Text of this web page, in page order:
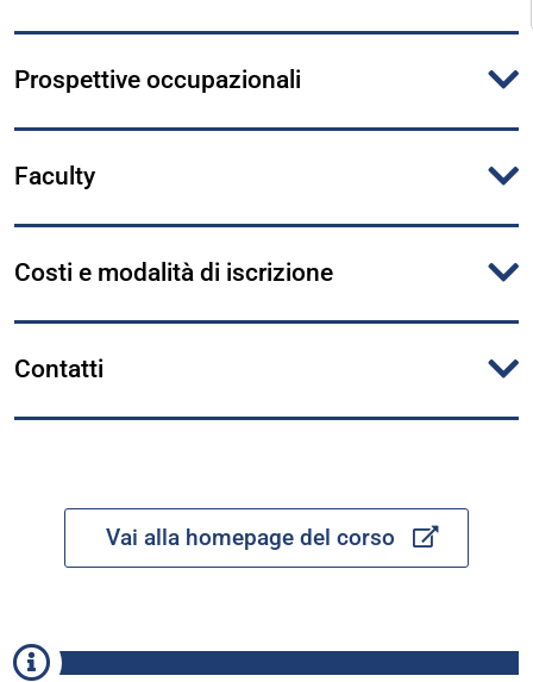
Prospettive occupazionali
Faculty
Costi e modalità di iscrizione
Contatti
Vai alla homepage del corso